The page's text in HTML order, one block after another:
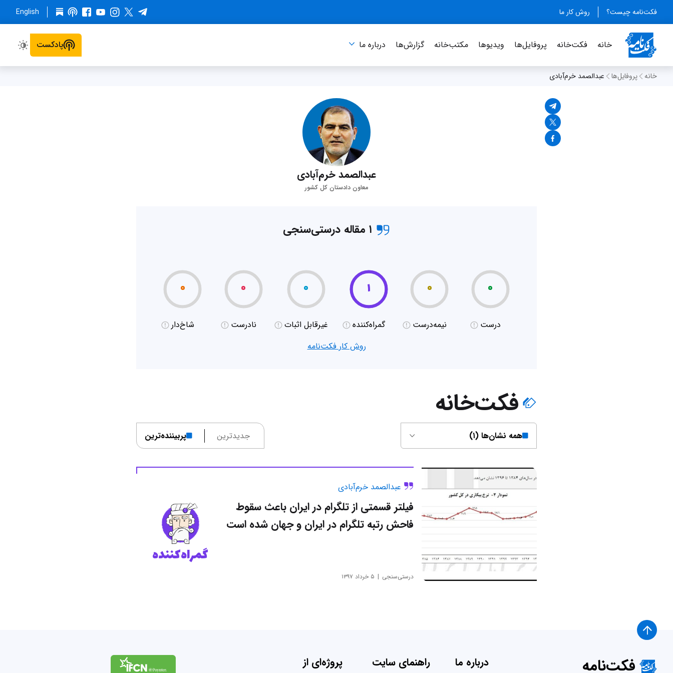
فکت‌نامه چیست؟ روش کار ما English
خانه فکت‌خانه پروفایل‌ها ویدیو‌ها مکتب‌خانه گزارش‌ها درباره‌ ما پادکست
خانه پروفایل‌ها عبدالصمد خرم‌آبادی
عبدالصمد خرم‌آبادی
معاون دادستان کل کشور
۱ مقاله درستی‌سنجی
۰
درست
۰
نیمه‌درست
۱
گمراه‌کننده
۰
غیر‌قابل اثبات
۰
نادرست
۰
شاخ‌دار
روش کار فکت‌نامه
فکت‌خانه
همه نشان‌ها (۱) جدیدترین پربیننده‌ترین
عبدالصمد خرم‌آبادی
فیلتر قسمتی از تلگرام در ایران باعث سقوط
فاحش رتبه تلگرام در ایران و جهان شده است
گمراه‌کننده
درستی‌سنجی ۵ خرداد ۱۳۹۷
فکت‌نامه درباره ما راهنمای سایت پروژه‌ای از